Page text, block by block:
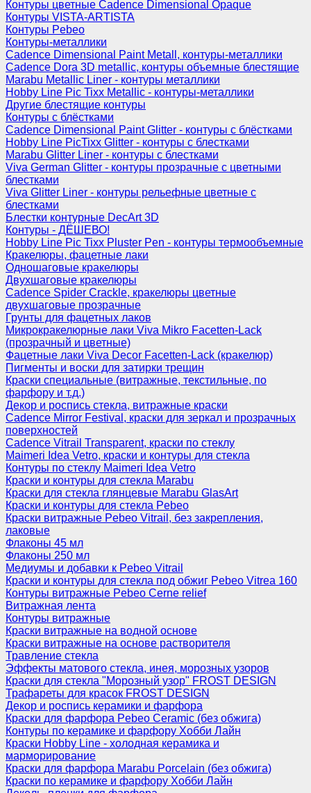
Контуры цветные Cadence Dimensional Opaque
Контуры VISTA-ARTISTA
Контуры Pebeo
Контуры-металлики
Cadence Dimensional Paint Metall, контуры-металлики
Cadence Dora 3D metallic, контуры объемные блестящие
Marabu Metallic Liner - контуры металлики
Hobby Line Pic Tixx Metallic - контуры-металлики
Другие блестящие контуры
Контуры с блёстками
Cadence Dimensional Paint Glitter - контуры с блёстками
Hobby Line PicTixx Glitter - контуры с блестками
Marabu Glitter Liner - контуры с блестками
Viva German Glitter - контуры прозрачные с цветными
блестками
Viva Glitter Liner - контуры рельефные цветные с
блестками
Блестки контурные DecArt 3D
Контуры - ДЁШЕВО!
Hobby Line Pic Tixx Pluster Pen - контуры термообъемные
Кракелюры, фацетные лаки
Одношаговые кракелюры
Двухшаговые кракелюры
Cadence Spider Crackle, кракелюры цветные
двухшаговые прозрачные
Грунты для фацетных лаков
Микрокракелюрные лаки Viva Mikro Facetten-Lack
(прозрачный и цветные)
Фацетные лаки Viva Decor Facetten-Lack (кракелюр)
Пигменты и воски для затирки трещин
Краски специальные (витражные, текстильные, по
фарфору и т.д.)
Декор и роспись стекла, витражные краски
Cadence Mirror Festival, краски для зеркал и прозрачных
поверхностей
Cadence Vitrail Transparent, краски по стеклу
Maimeri Idea Vetro, краски и контуры для стекла
Контуры по стеклу Maimeri Idea Vetro
Краски и контуры для стекла Marabu
Краски для стекла глянцевые Marabu GlasArt
Краски и контуры для стекла Pebeo
Краски витражные Pebeo Vitrail, без закрепления,
лаковые
Флаконы 45 мл
Флаконы 250 мл
Медиумы и добавки к Pebeo Vitrail
Краски и контуры для стекла под обжиг Pebeo Vitrea 160
Контуры витражные Pebeo Cerne relief
Витражная лента
Контуры витражные
Краски витражные на водной основе
Краски витражные на основе растворителя
Травление стекла
Эффекты матового стекла, инея, морозных узоров
Краски для стекла "Морозный узор" FROST DESIGN
Трафареты для красок FROST DESIGN
Декор и роспись керамики и фарфора
Краски для фарфора Pebeo Ceramic (без обжига)
Контуры по керамике и фарфору Хобби Лайн
Краски Hobby Line - холодная керамика и
марморирование
Краски для фарфора Marabu Porcelain (без обжига)
Краски по керамике и фарфору Хобби Лайн